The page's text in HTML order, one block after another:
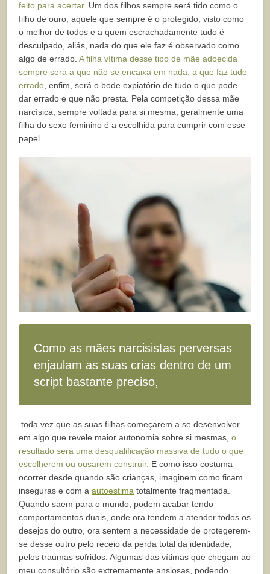
feito para acertar. Um dos filhos sempre será tido como o
filho de ouro, aquele que sempre é o protegido, visto como
o melhor de todos e a quem escrachadamente tudo é
desculpado, aliás, nada do que ele faz é observado como
algo de errado.A filha vítima desse tipo de mãe adoecida
sempre será a que não se encaixa em nada, a que faz tudo
errado , enfim, será o bode expiatório de tudo o que pode
dar errado e que não presta. Pela competição dessa mãe
narcísica, sempre voltada para si mesma, geralmente uma
filha do sexo feminino é a escolhida para cumprir com esse
papel.
Como as mães narcisistas perversas
enjaulam as suas crias dentro de um
script bastante preciso,
toda vez que as suas filhas começarem a se desenvolver
em algo que revele maior autonomia sobre si mesmas,o
resultado será uma desqualificação massiva de tudo o que
escolherem ou ousarem construir. E como isso costuma
ocorrer desde quando são crianças, imaginem como ficam
inseguras e com aautoestima totalmente fragmentada.
Quando saem para o mundo, podem acabar tendo
comportamentos duais, onde ora tendem a atender todos os
desejos do outro, ora sentem a necessidade de protegerem-
se desse outro pelo receio da perda total da identidade,
pelos traumas sofridos. Algumas das vítimas que chegam ao
meu consultório são extremamente ansiosas, podendo